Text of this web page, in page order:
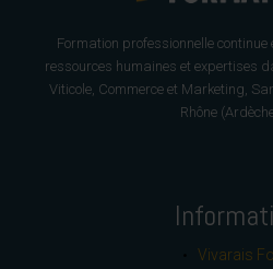
Formation professionnelle
ressources humaines et expertises
Viticole, Commerce et Marketing,
Rhône
Vivarais